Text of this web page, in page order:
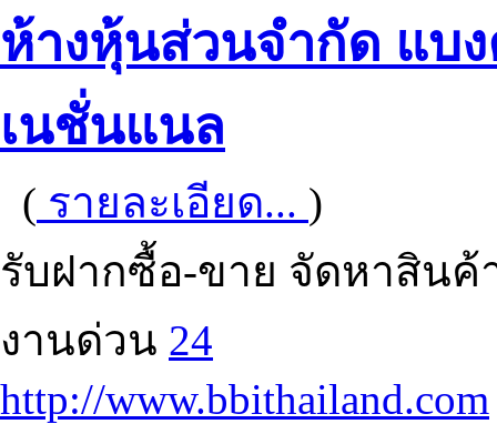
ห้างหุ้นส่วนจำกัด แบ
เนชั่นแนล
( รายละเอียด... )
รับฝากซื้อ-ขาย จัดหาสินค้
งานด่วน 24
http://www.bbithailand.com